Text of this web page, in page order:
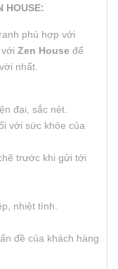
HOUSE:
phù hợp với
Zen House để
nhất.
đại, sắc nét.
với sức khỏe của
trước khi gửi tới
nhiệt tình.
đề của khách hàng